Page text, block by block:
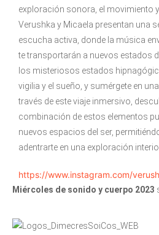
exploración sonora, el movimiento
Verushka y Micaela presentan una
escucha activa, donde la música
te transportarán a nuevos estados
los misteriosos estados
vigilia y el sueño, y sumérgete en
través de este viaje inmersivo,
combinación de estos elementos
nuevos espacios del ser,
adentrarte en una exploración
https://www.instagram.com/
Miércoles de sonido y cuerpo 2023